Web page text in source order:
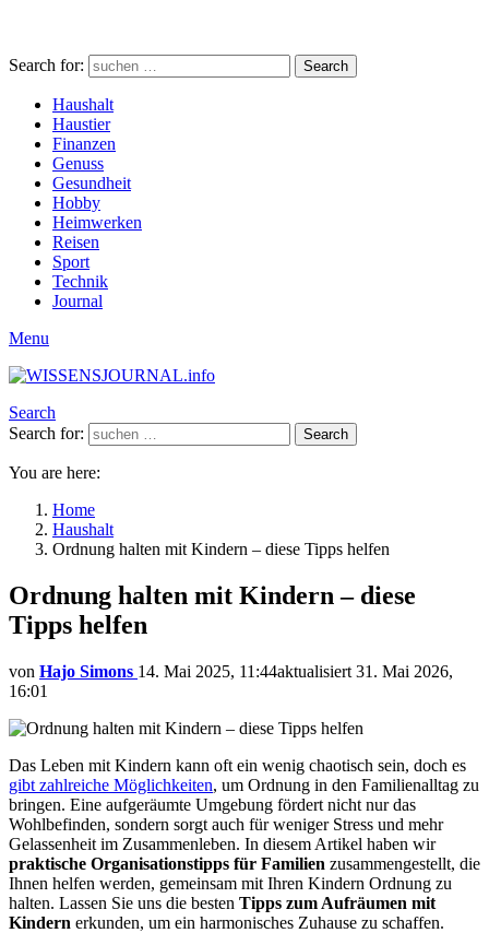
Search for: Search
Haushalt
Haustier
Finanzen
Genuss
Gesundheit
Hobby
Heimwerken
Reisen
Sport
Technik
Journal
Menu
Search
Search for:
Search
You are here:
Home
Haushalt
Ordnung halten mit Kindern – diese Tipps helfen
Ordnung halten mit Kindern – diese
Tipps helfen
von Hajo Simons 14. Mai 2025, 11:44aktualisiert 31. Mai 2026,
16:01
Das Leben mit Kindern kann oft ein wenig chaotisch sein, doch es
gibt zahlreiche Möglichkeiten, um Ordnung in den Familienalltag zu
bringen. Eine aufgeräumte Umgebung fördert nicht nur das
Wohlbefinden, sondern sorgt auch für weniger Stress und mehr
Gelassenheit im Zusammenleben. In diesem Artikel haben wir
praktische Organisationstipps für Familien zusammengestellt, die
Ihnen helfen werden, gemeinsam mit Ihren Kindern Ordnung zu
halten. Lassen Sie uns die besten Tipps zum Aufräumen mit
Kindern erkunden, um ein harmonisches Zuhause zu schaffen.